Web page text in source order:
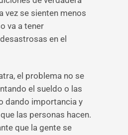
vez se sienten menos
va a tener
en el
el problema no se
el sueldo o las
dando importancia y
las personas hacen.
que la gente se